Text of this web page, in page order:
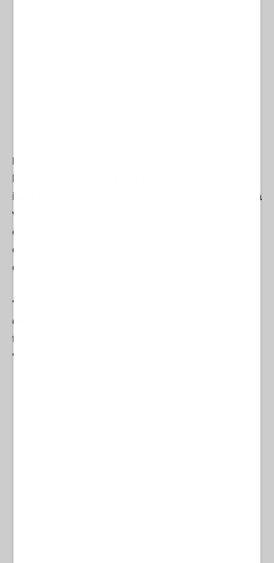
Eso, aunque sorpresivamente
la última palabra,
indicado que nunca haría daño a la familia de la
víctima
confesión, no lo hizo- y recalcando que se sentía
coaccionado, lo que le había llevado a reconocer
el crimen.
“Pido disculpas a la familia, pero
daño a Dris
tenga en su gloria. Me ha dolido” que lo mataran
“más a mí que a muchos”, ha recalcado.